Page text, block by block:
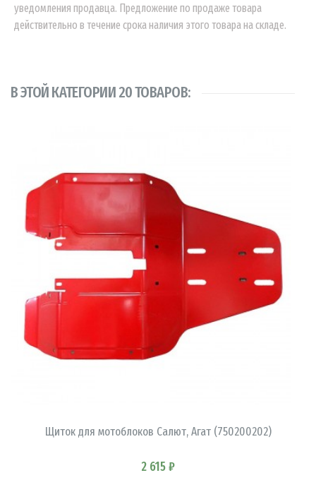
уведомления продавца. Предложение по продаже товара
действительно в течение срока наличия этого товара на складе.
В ЭТОЙ КАТЕГОРИИ 20 ТОВАРОВ:
Щиток для мотоблоков Салют, Агат (750200202)
2 615 ₽